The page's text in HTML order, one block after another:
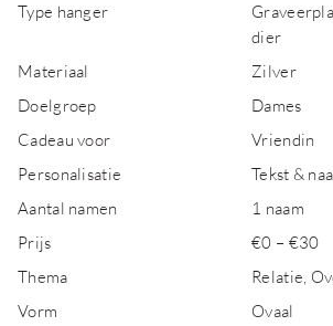
Type hanger
dier
Materiaal
Zilver
Doelgroep
Dames
Cadeau voor
Vriendin
Personalisatie
Tekst &
Aantal namen
1 naam
Prijs
€0 – €30
Thema
Relatie,
Vorm
Ovaal